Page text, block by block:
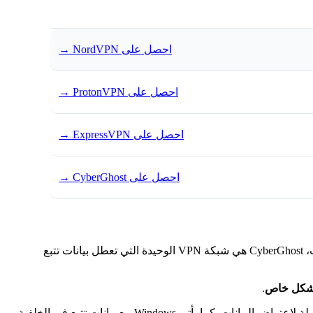
احصل على NordVPN →
احصل على ProtonVPN →
احصل على ExpressVPN →
احصل على CyberGhost →
أكثر من 83٪ من البرامج الضارة تستهدف Windows بشكل خاص؛ NordVPN تتصدر بفحص البرامج الضارة أثناء تنزيل الملفات، CyberGhost هي شبكة VPN الوحيدة التي تعطل بيانات تتبع
.